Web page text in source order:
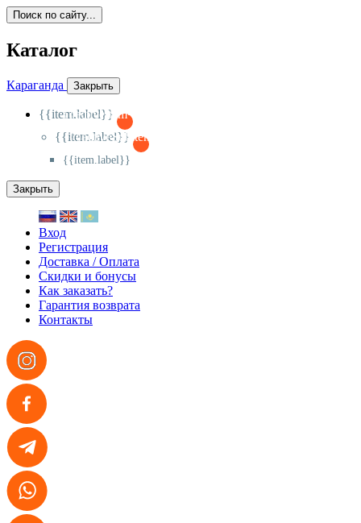
Поиск по сайту...
Каталог
Караганда Закрыть
{{item.label}}
{{activeItem==item.id?'-
{{item.label}}
{{activeSubitem==item.id?'-
{{item.label}}
Закрыть
Вход
Регистрация
Доставка / Оплата
Скидки и бонусы
Как заказать?
Гарантия возврата
Контакты